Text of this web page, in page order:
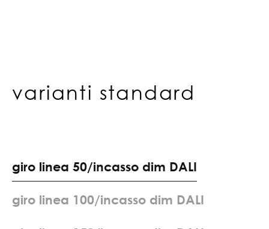
varianti standard
giro linea 50/incasso dim DALI
giro linea 100/incasso dim DALI